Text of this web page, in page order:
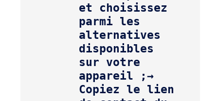
et choisissez
parmi les
alternatives
disponibles
sur votre
appareil ;→
Copiez le lien